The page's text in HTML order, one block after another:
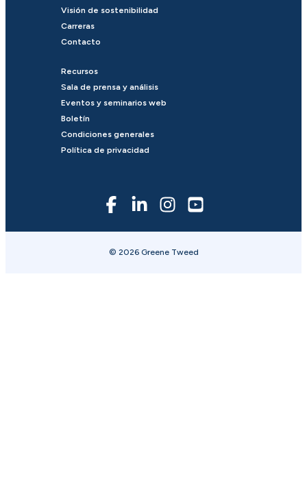
Visión de sostenibilidad
Carreras
Contacto
Recursos
Sala de prensa y análisis
Eventos y seminarios web
Boletín
Condiciones generales
Política de privacidad
© 2026 Greene Tweed